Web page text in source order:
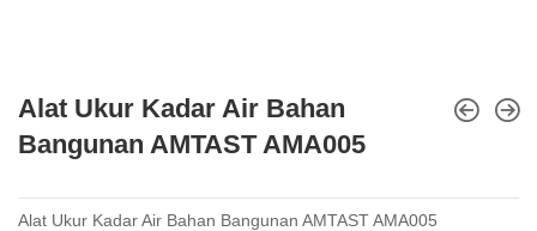
Alat Ukur Kadar Air Bahan
Bangunan AMTAST AMA005
Alat Ukur Kadar Air Bahan Bangunan AMTAST AMA005